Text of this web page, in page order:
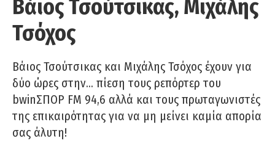
Βάιος Τσούτσικας, Μιχάλης
Τσόχος
Βάιος Τσούτσικας και Μιχάλης Τσόχος έχουν για
δύο ώρες στην… πίεση τους ρεπόρτερ του
bwinΣΠΟΡ FM 94,6 αλλά και τους πρωταγωνιστές
της επικαιρότητας για να μη μείνει καμία απορία
σας άλυτη!